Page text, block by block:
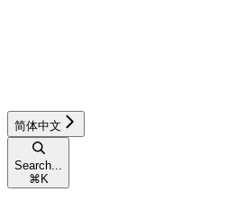
简体中文
Search...
⌘ K